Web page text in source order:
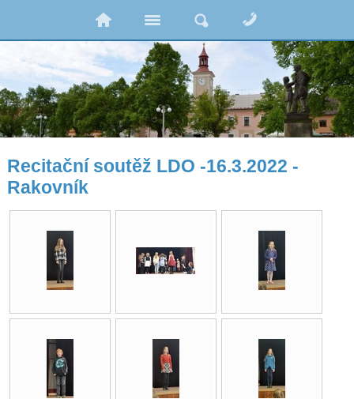
Recitační soutěž LDO -16.3.2022 -
Rakovník